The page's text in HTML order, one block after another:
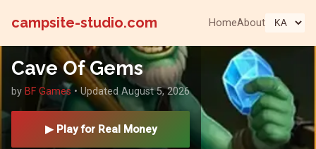
campsite-studio.com HomeAbout
Cave Of Gems
by BF Games • Updated August 5, 2026
▶ Play for Real Money